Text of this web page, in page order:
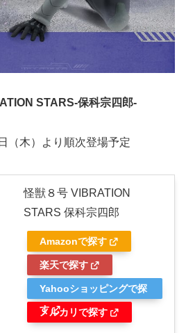
STARS-保科宗四郎-
（木）より順次登場予定
怪獣８号 VIBRATION
STARS 保科宗四郎
Amazonで探す
楽天で探す
Yahooショッピングで探
す
メルカリで探す